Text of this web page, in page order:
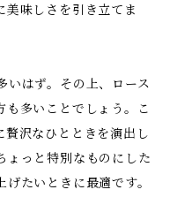
美味しさを引き立てま
いはず。その上、ロース
も多いことでしょう。こ
贅沢なひとときを演出し
ょっと特別なものにした
たいときに最適です。